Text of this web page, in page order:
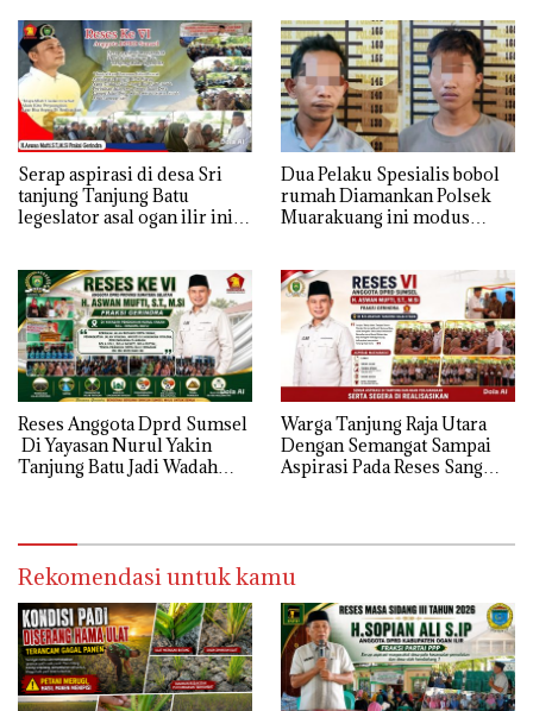
Serap aspirasi di desa Sri
tanjung Tanjung Batu
legeslator asal ogan ilir ini
banjir jika musim hujan
Dua Pelaku Spesialis bobol
rumah Diamankan Polsek
Muarakuang ini modus
Reses Anggota Dprd Sumsel
Di Yayasan Nurul Yakin
Tanjung Batu Jadi Wadah
Warga Tanjung Raja Utara
Dengan Semangat Sampai
Aspirasi Pada Reses Sang
Segera di realisaikan
Rekomendasi untuk kamu